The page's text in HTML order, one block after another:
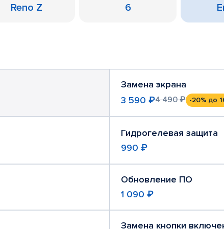
Reno Z 6
Замена экрана
3 590 ₽4 490 ₽ -20% до
Гидрогелевая защита
990 ₽
Обновление ПО
1 090 ₽
Замена кнопки